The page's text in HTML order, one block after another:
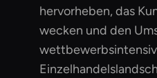
hervorheben, das
wecken und den